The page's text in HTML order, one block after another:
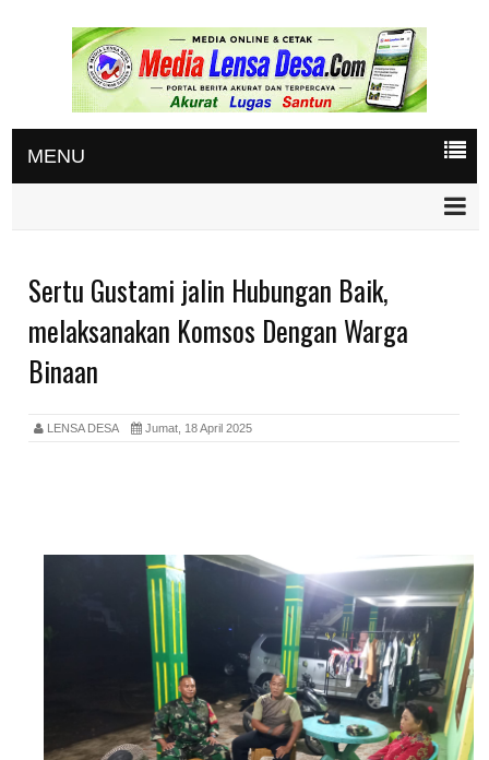
MENU
Sertu Gustami jalin Hubungan Baik,
melaksanakan Komsos Dengan Warga
Binaan
LENSA DESA Jumat, 18 April 2025